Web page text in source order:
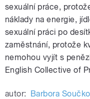
sexuální práce,
náklady na energie,
sexuální práci po
zaměstnání, protože
nemohou vyjít s
English Collective of
autor: Barbora